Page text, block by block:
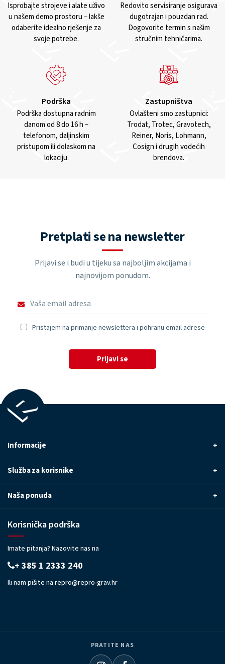
Isprobajte strojeve i alate uživo
u našem demo prostoru – lakše
odaberite idealno rješenje za
svoje potrebe.
Redovito servisiranje osigurava
dugotrajan i pouzdan rad.
Dogovorite termin s našim
stručnim tehničarima.
Podrška
Podrška dostupna radnim
danom od 8 do 16 h –
telefonom, daljinskim
pristupom ili dolaskom na
lokaciju.
Zastupništva
Ovlašteni smo zastupnici:
Trodat, Trotec, Gravotech,
Reiner, Noris, Lohmann,
Cosign i drugih vodećih
brendova.
Pretplati se na newsletter
Prijavi se i budi u tijeku sa najboljim akcijama i
najnovijom ponudom.
Pristajem na primanje newslettera i pohranu email adrese
Prijavi se
Informacije +
Služba za korisnike +
Naša ponuda +
Korisnička podrška
Imate pitanja? Nazovite nas na
+ 385 1 2333 240
Ili nam pišite na repro@repro-grav.hr
PRATITE NAS